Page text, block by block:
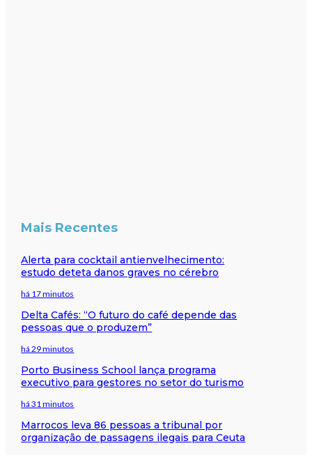
Mais Recentes
Alerta para cocktail antienvelhecimento:
estudo deteta danos graves no cérebro
há 17 minutos
Delta Cafés: “O futuro do café depende das
pessoas que o produzem”
há 29 minutos
Porto Business School lança programa
executivo para gestores no setor do turismo
há 31 minutos
Marrocos leva 86 pessoas a tribunal por
organização de passagens ilegais para Ceuta